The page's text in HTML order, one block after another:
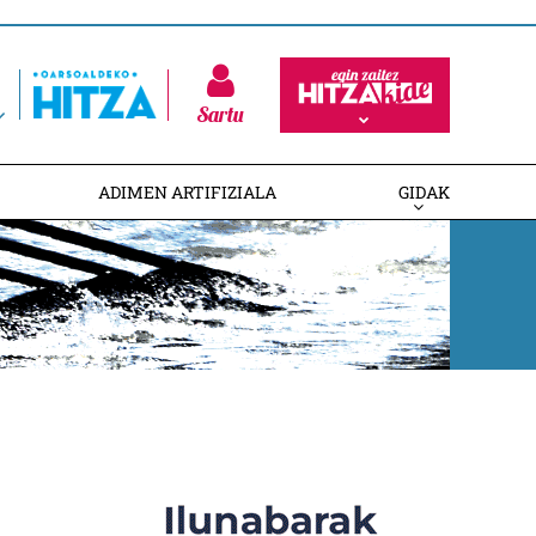
Sartu
ADIMEN ARTIFIZIALA GIDAK